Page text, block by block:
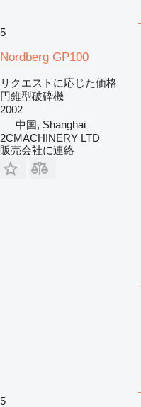
5
Nordberg GP100
リクエストに応じた価格
円錐型破砕機
2002
中国, Shanghai
2CMACHINERY LTD
販売会社に連絡
5